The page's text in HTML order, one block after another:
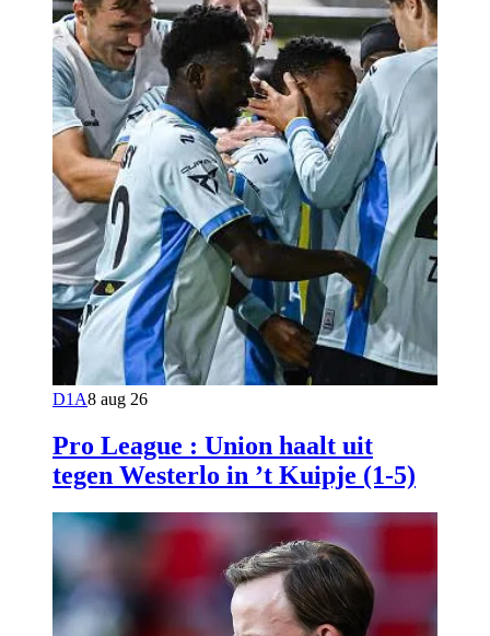
D1A8 aug 26
Pro League : Union haalt uit
tegen Westerlo in ’t Kuipje (1-5)